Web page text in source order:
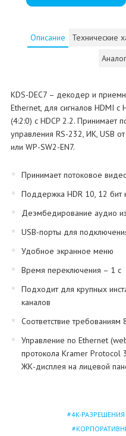
Описание Технические
KDS-DEC7 – декодер и
Ethernet, для сигналов HDMI
(4:2:0) с HDCP 2.2. Принимает
управления RS-232, ИК, USB
или WP-SW2-EN7.
Принимает потоковое
Поддержка HDR 10, 12 бит
Деэмбедирование аудио
USB-порты для
Удобное экранное меню
Время переключения – 1 с
Подходит для крупных
каналов
Соответствие
Управление по Ethernet
протокола Kramer Protocol
ЖК-дисплея на лицевой
4K-РАЗРЕШЕНИЯ